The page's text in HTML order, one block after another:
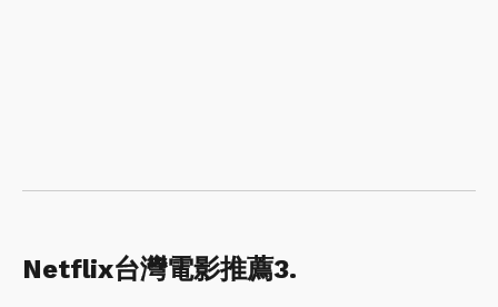
Netflix台灣電影推薦3.